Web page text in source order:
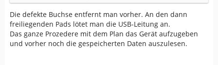
Die defekte Buchse entfernt man vorher. An den dann
freiliegenden Pads lötet man die USB-Leitung an.
Das ganze Prozedere mit dem Plan das Gerät aufzugeben
und vorher noch die gespeicherten Daten auszulesen.